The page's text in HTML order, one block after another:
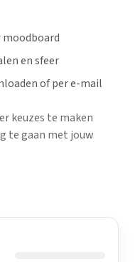
en sfeer
of per e-mail
keuzes te maken
te gaan met jouw